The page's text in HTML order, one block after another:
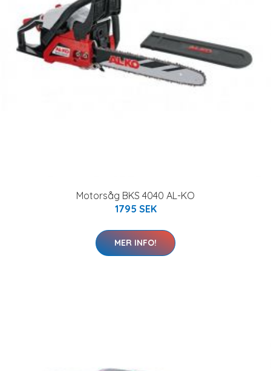
Motorsåg BKS 4040 AL-KO
1795 SEK
MER INFO!